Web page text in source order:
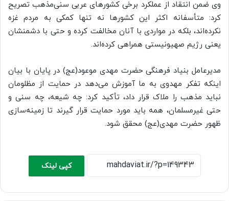
وی ضمن انتقاد از عملکرد برخی کشورهای عربی سنی‌مذهب تصریح
کرد: متأسفانه اکثر این کشورها نه تنها کمکی به مردم غزه
نکرده‌اند، بلکه در مواردی با آنان مخالفت کرده و حتی با دشمنشان
یعنی رژیم صهیونیستی همراهی کرده‌اند.
مدیرعامل بنیاد فرهنگی حضرت مهدی موعود(عج) در پایان با بیان
اینکه تفکر مهدوی به ما آموزش می‌دهد در حمایت از مظلومان
نباید مذهب را ملاک قرار داد، تأکید کرد: چه شیعه، چه سنی و
حتی غیرمسلمان، همه باید مورد حمایت قرار گیرند تا زمینه‌سازی
ظهور حضرت مهدی(عج) محقق شود.
کپی لینک